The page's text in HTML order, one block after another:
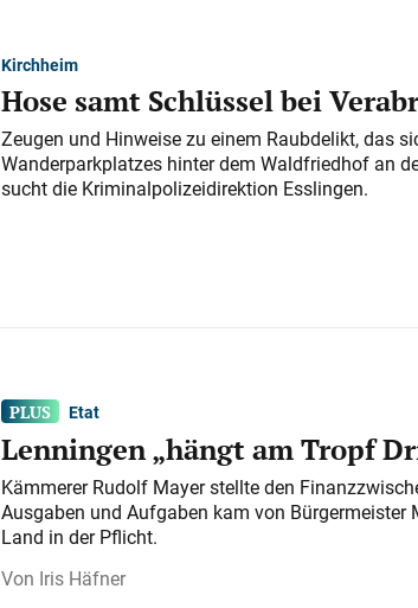
Kirchheim
Hose samt Schlüssel bei
Zeugen und Hinweise zu einem Raubdelikt, das
Wanderparkplatzes hinter dem Waldfriedhof an
sucht die Kriminalpolizeidirektion Esslingen.
Etat
Lenningen „hängt am Tropf
Kämmerer Rudolf Mayer stellte den
Ausgaben und Aufgaben kam von Bürgermeister
Land in der Pflicht.
Iris Häfner